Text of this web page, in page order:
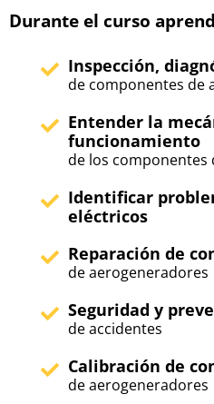
Durante el curso
Inspección,
de componentes de
Entender la
funcionamiento
de los componentes
Identificar
eléctricos
Reparación de
de aerogeneradores
Seguridad y
de accidentes
Calibración de
de aerogeneradores